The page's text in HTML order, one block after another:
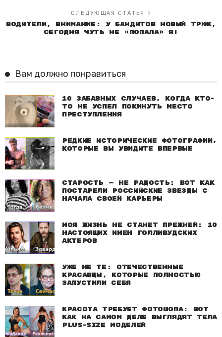
СЛЕДУЮЩАЯ СТАТЬЯ
Водители, внимание: У бандитов новый трюк,
сегодня чуть не «попала» я!
Вам должно понравиться
10 забавных случаев, когда кто-
то не успел покинуть место
преступления
Редкие исторические фотографии,
которые вы увидите впервые
Старость — не радость: Вот как
постарели российские звезды с
начала своей карьеры
Моя жизнь не станет прежней: 10
настоящих имен голливудских
актеров
Уже не те: Отечественные
красавцы, которые полностью
запустили себя
Красота требует фотошопа: Вот
как на самом деле выглядят тела
plus-size моделей